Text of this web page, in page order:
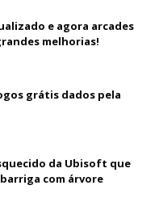
e agora arcades
melhorias!
grátis dados pela
da Ubisoft que
com árvore